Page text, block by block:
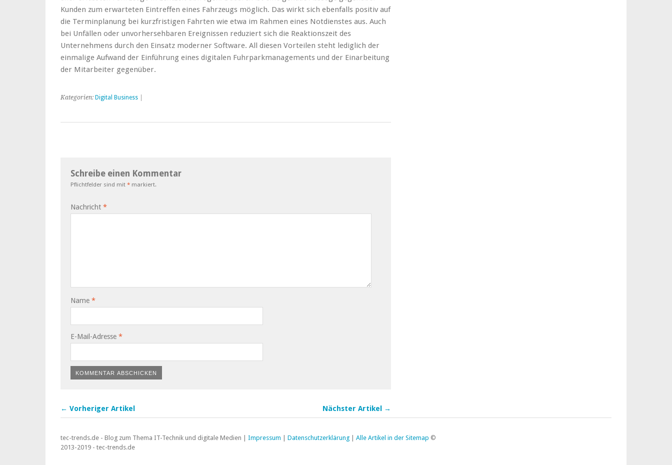
Kunden zum erwarteten Eintreffen eines Fahrzeugs möglich. Das wirkt sich ebenfalls positiv auf
die Terminplanung bei kurzfristigen Fahrten wie etwa im Rahmen eines Notdienstes aus. Auch
bei Unfällen oder unvorhersehbaren Ereignissen reduziert sich die Reaktionszeit des
Unternehmens durch den Einsatz moderner Software. All diesen Vorteilen steht lediglich der
einmalige Aufwand der Einführung eines digitalen Fuhrparkmanagements und der Einarbeitung
der Mitarbeiter gegenüber.
Kategorien: Digital Business
Schreibe einen Kommentar
Pflichtfelder sind mit * markiert.
Nachricht *
Name *
E-Mail-Adresse *
← Vorheriger Artikel Nächster Artikel →
tec-trends.de - Blog zum Thema IT-Technik und digitale Medien | Impressum Datenschutzerklärung Alle Artikel in der Sitemap ©
2013-2019 - tec-trends.de